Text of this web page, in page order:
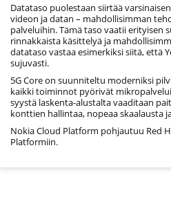
Datataso puolestaan siirtää
videon ja datan – mahdollisimman
palveluihin. Tämä taso vaatii erityisen
rinnakkaista käsittelyä ja
datataso vastaa esimerkiksi siitä, että
sujuvasti.
5G Core on suunniteltu moderniksi
kaikki toiminnot pyörivät
syystä laskenta-alustalta vaaditaan
konttien hallintaa, nopeaa skaalausta
Nokia Cloud Platform pohjautuu Red
Platformiin.